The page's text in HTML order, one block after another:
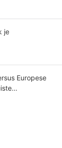
je
Europese